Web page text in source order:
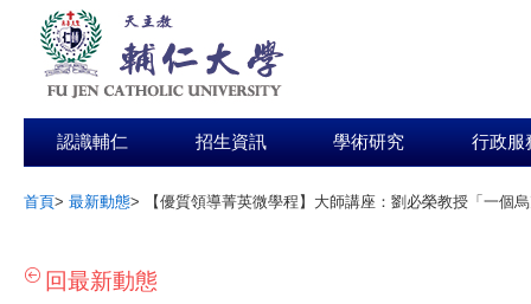
認識輔仁 招生資訊 學術研究 行政服
首頁> 最新動態> 【優質領導菁英微學程】大師講座：劉必榮教授「一個
回最新動態